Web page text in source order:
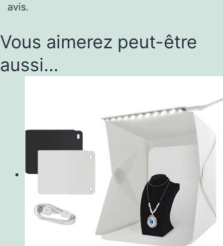
avis.
Vous aimerez peut-être
aussi…